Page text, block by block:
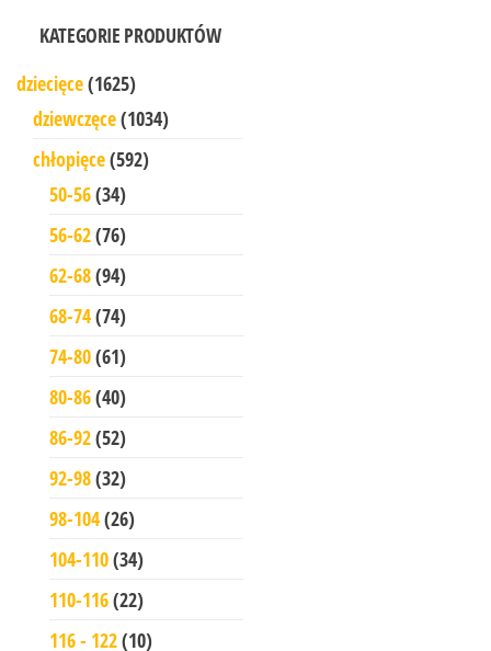
KATEGORIE PRODUKTÓW
dziecięce(1625)
dziewczęce(1034)
chłopięce(592)
50-56(34)
56-62(76)
62-68(94)
68-74(74)
74-80(61)
80-86(40)
86-92(52)
92-98(32)
98-104(26)
104-110(34)
110-116(22)
116 - 122(10)